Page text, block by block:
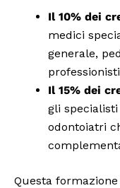
Il 10% dei
medici
generale,
Il 15% dei
gli
odontoiatri
Questa